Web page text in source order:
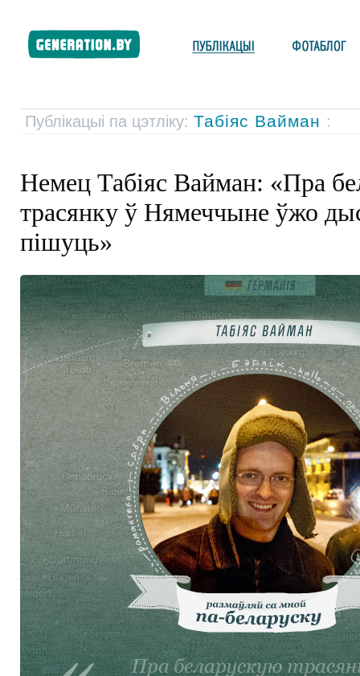
Публікацыі па цэтліку: Табіяс Вайман :
Немец Табіяс Вайман: «Пра
трасянку ў Нямеччыне ўжо
пішуць»